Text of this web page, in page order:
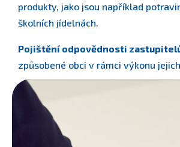
produkty, jako jsou například
školních jídelnách.
Pojištění odpovědnosti
způsobené obci v rámci výkonu